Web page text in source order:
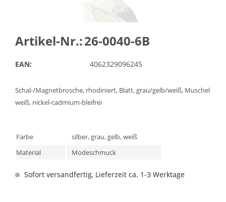
Artikel-Nr.:26-0040-6B
EAN: 4062329096245
Schal-/Magnetbrosche, rhodiniert, Blatt, grau/gelb/weiß, Muschel
weiß, nickel-cadmium-bleifrei
Farbe
silber, grau, gelb, weiß
Material
Modeschmuck
Sofort versandfertig, Lieferzeit ca. 1-3 Werktage